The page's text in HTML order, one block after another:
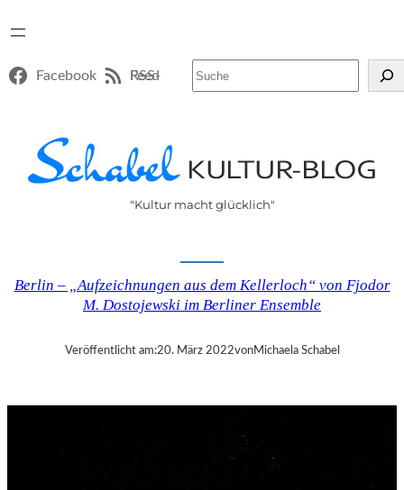
Facebook RSS-Feed
"Kultur macht glücklich"
Berlin – „Aufzeichnungen aus dem Kellerloch“ von Fjodor
M. Dostojewski im Berliner Ensemble
Veröffentlicht am:20. März 2022vonMichaela Schabel